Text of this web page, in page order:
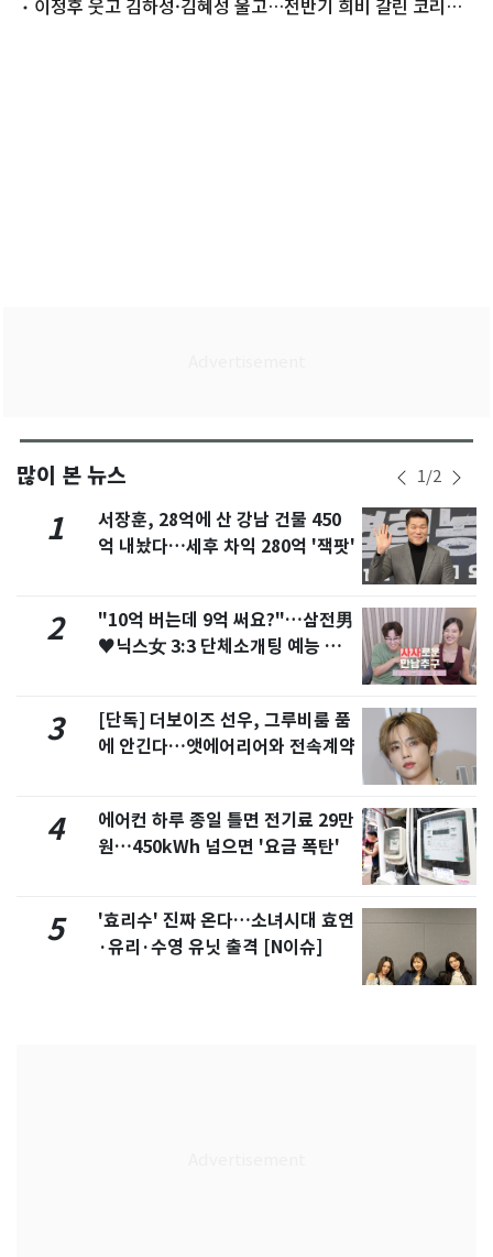
많이 본 뉴스 1/2
1
서장훈, 28억에 산 강남 건물 450
억 내놨다…세후 차익 280억 '잭팟'
2
"10억 버는데 9억 써요?"…삼전男
♥닉스女 3:3 단체소개팅 예능 화
3
[단독] 더보이즈 선우, 그루비룸 품
에 안긴다…앳에어리어와 전속계약
4
에어컨 하루 종일 틀면 전기료 29만
원…450kWh 넘으면 '요금 폭탄'
5
'효리수' 진짜 온다…소녀시대 효연
·유리·수영 유닛 출격 [N이슈]